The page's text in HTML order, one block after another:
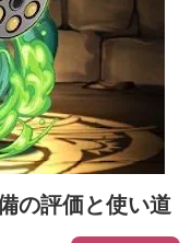
の評価と使い道